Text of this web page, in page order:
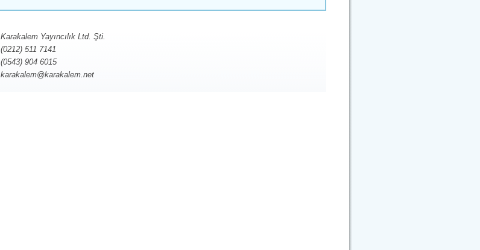
Karakalem Yayıncılık Ltd. Şti.
(0212) 511 7141
(0543) 904 6015
karakalem@karakalem.net